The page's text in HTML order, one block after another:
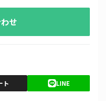
せ
ト LINE